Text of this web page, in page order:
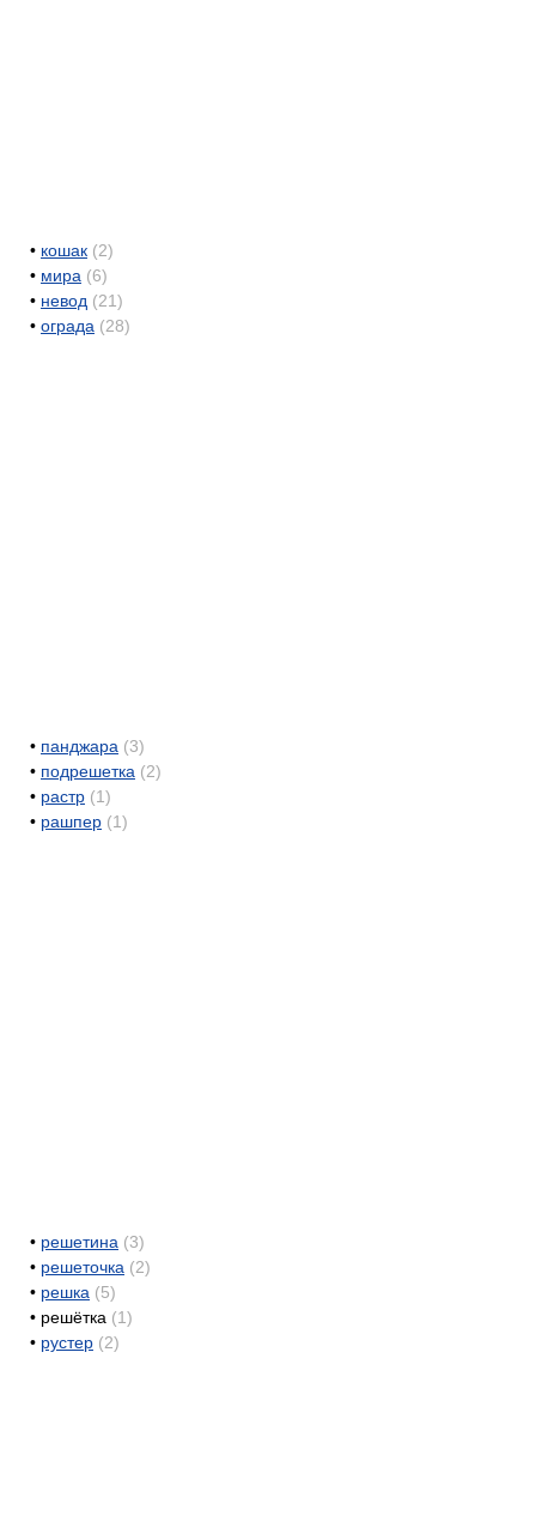
• кошак (2)
• мира (6)
• невод (21)
• ограда (28)
• панджара (3)
• подрешетка (2)
• растр (1)
• рашпер (1)
• решетина (3)
• решеточка (2)
• решка (5)
• решётка (1)
• рустер (2)